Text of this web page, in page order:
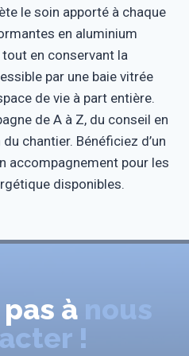
le soin apporté à chaque
en aluminium
en conservant la
par une baie vitrée
de vie à part entière.
de A à Z, du conseil en
chantier. Bénéficiez d’un
accompagnement pour les
disponibles.
pas à nous
!